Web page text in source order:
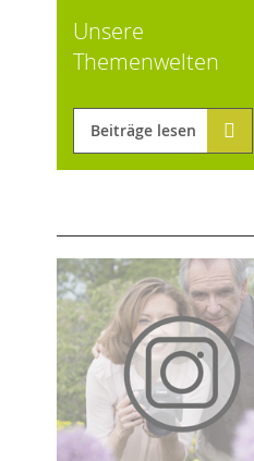
Unsere
Themenwelten
Beiträge lesen